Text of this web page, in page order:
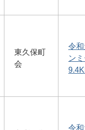
東久保町
会
令
ン
令